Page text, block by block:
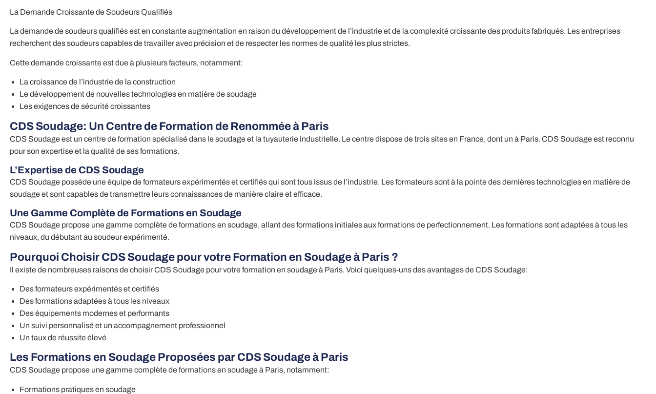
La Demande Croissante de Soudeurs Qualifiés
La demande de soudeurs qualifiés est en constante augmentation en raison du développement de l’industrie et de la complexité croissante des produits fabriqués. Les entreprises
recherchent des soudeurs capables de travailler avec précision et de respecter les normes de qualité les plus strictes.
Cette demande croissante est due à plusieurs facteurs, notamment:
La croissance de l’industrie de la construction
Le développement de nouvelles technologies en matière de soudage
Les exigences de sécurité croissantes
CDS Soudage: Un Centre de Formation de Renommée à Paris
CDS Soudage est un centre de formation spécialisé dans le soudage et la tuyauterie industrielle. Le centre dispose de trois sites en France, dont un à Paris. CDS Soudage est reconnu
pour son expertise et la qualité de ses formations.
L’Expertise de CDS Soudage
CDS Soudage possède une équipe de formateurs expérimentés et certifiés qui sont tous issus de l’industrie. Les formateurs sont à la pointe des dernières technologies en matière de
soudage et sont capables de transmettre leurs connaissances de manière claire et efficace.
Une Gamme Complète de Formations en Soudage
CDS Soudage propose une gamme complète de formations en soudage, allant des formations initiales aux formations de perfectionnement. Les formations sont adaptées à tous les
niveaux, du débutant au soudeur expérimenté.
Pourquoi Choisir CDS Soudage pour votre Formation en Soudage à Paris ?
Il existe de nombreuses raisons de choisir CDS Soudage pour votre formation en soudage à Paris. Voici quelques-uns des avantages de CDS Soudage:
Des formateurs expérimentés et certifiés
Des formations adaptées à tous les niveaux
Des équipements modernes et performants
Un suivi personnalisé et un accompagnement professionnel
Un taux de réussite élevé
Les Formations en Soudage Proposées par CDS Soudage à Paris
CDS Soudage propose une gamme complète de formations en soudage à Paris, notamment:
Formations pratiques en soudage